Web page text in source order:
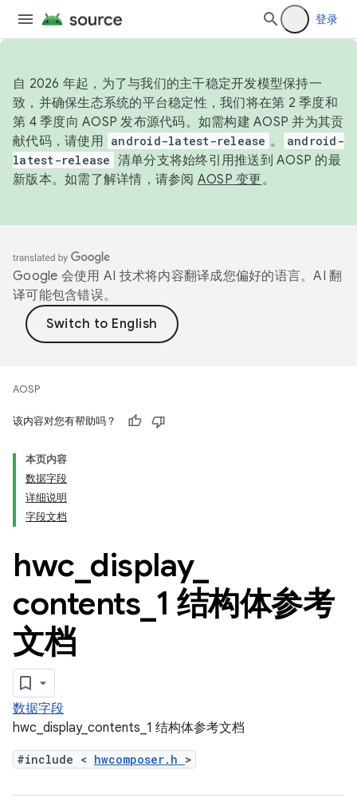
登录
自 2026 年起，为了与我们的主干稳定开发模型保持一
致，并确保生态系统的平台稳定性，我们将在第 2 季度和
第 4 季度向 AOSP 发布源代码。如需构建 AOSP 并为其贡
献代码，请使用 android-latest-release 。
android-
latest-release 清单分支将始终引用推送到 AOSP 的最
新版本。如需了解详情，请参阅 AOSP 变更。
Google 会使用 AI 技术将内容翻译成您偏好的语言。AI 翻
译可能包含错误。
AOSP
该内容对您有帮助吗？
本页内容
数据字段
详细说明
字段文档
hwc display_
contents 1 结构体参考
文档
数据字段
hwc_display_contents_1 结构体参考文档
#include < hwcomposer.h >